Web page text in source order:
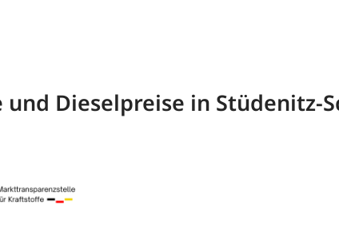
Dieselpreise in Stüdenitz-